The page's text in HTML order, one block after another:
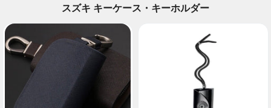
スズキ キーケース・キーホルダー